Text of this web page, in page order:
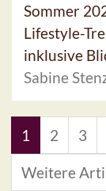
Sommer
Lifestyle-
inklusive
Sabine
1 2 3
Weitere